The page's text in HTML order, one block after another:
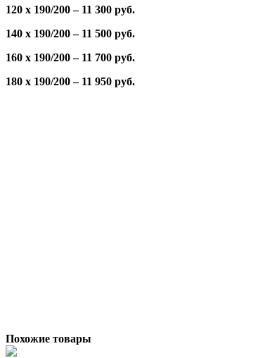
120 х 190/200 – 11 300 руб.
140 х 190/200 – 11 500 руб.
160 х 190/200 – 11 700 руб.
180 х 190/200 – 11 950 руб.
Похожие товары